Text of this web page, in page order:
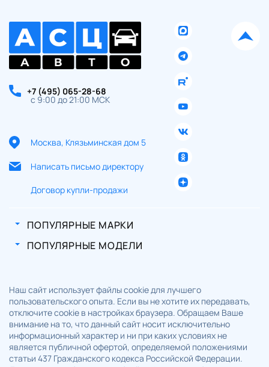
+7 (495) 065-28-68
с 9:00 до 21:00 МСК
Москва, Клязьминская дом 5
Написать письмо директору
Договор купли-продажи
ПОПУЛЯРНЫЕ МАРКИ
ПОПУЛЯРНЫЕ МОДЕЛИ
Наш сайт использует файлы cookie для лучшего
пользовательского опыта. Если вы не хотите их передавать,
отключите cookie в настройках браузера. Обращаем Ваше
внимание на то, что данный сайт носит исключительно
информационный характер и ни при каких условиях не
является публичной офертой, определяемой положениями
статьи 437 Гражданского кодекса Российской Федерации.